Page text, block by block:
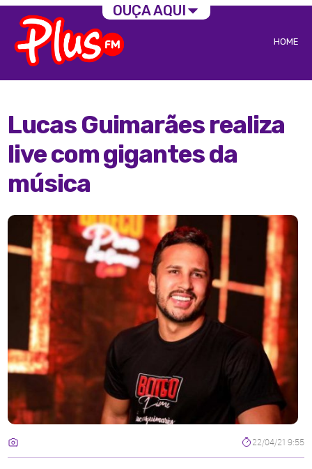
HOME
Lucas Guimarães realiza
live com gigantes da
música
22/04/21 9:55
OUÇA AQUI